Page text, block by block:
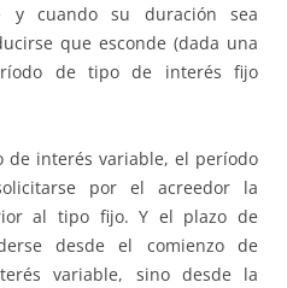
y cuando su duración sea
que esconde (dada una
de tipo de interés fijo
de interés variable, el período
por el acreedor la
al tipo fijo. Y el plazo de
desde el comienzo de
variable, sino desde la